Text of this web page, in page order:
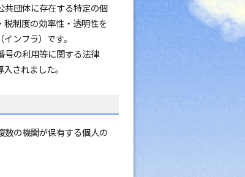
団体に存在する特定の個
制度の効率性・透明性を
ンフラ）です。
の利用等に関する法律
されました。
の機関が保有する個人の